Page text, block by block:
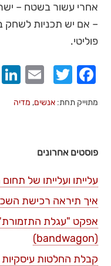
אחרי עשור בשטח –
– אם יש תכניות לשחק
פוליטי.
Facebook
Twitter
מתוייק תחת:אנשים, מדיה
פוסטים אחרונים
עלייתו ועלייתו של
איך תיראה רכישת
אפקט "עגלת התזמורת"
(bandwagon)
קבלת החלטות